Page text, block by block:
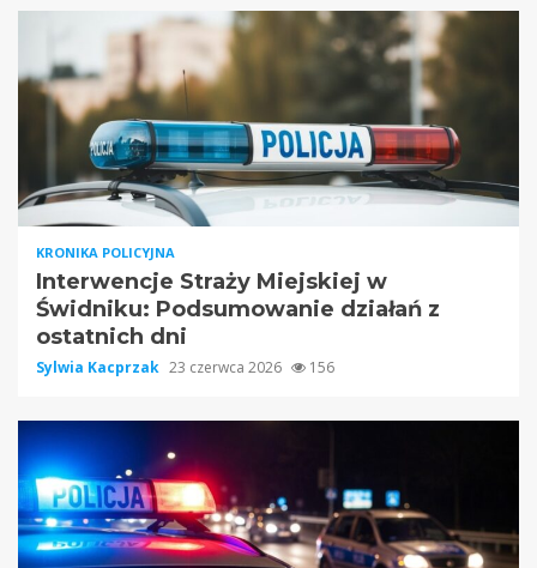
KRONIKA POLICYJNA
Interwencje Straży Miejskiej w
Świdniku: Podsumowanie działań z
ostatnich dni
Sylwia Kacprzak 23 czerwca 2026 156